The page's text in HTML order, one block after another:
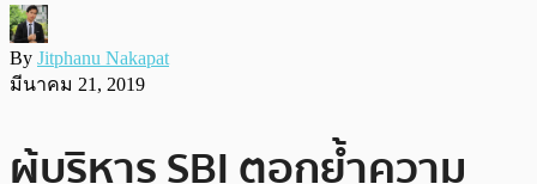
By Jitphanu Nakapat
มีนาคม 21, 2019
ผู้บริหาร SBI ตอกย้ำความ